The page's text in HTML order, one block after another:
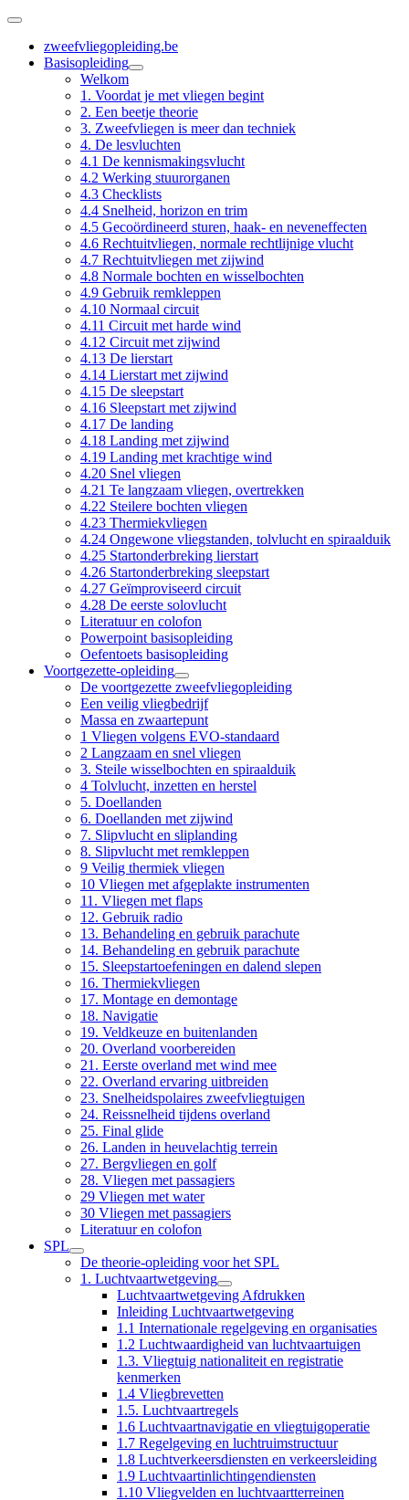
zweefvliegopleiding.be
Basisopleiding
Welkom
1. Voordat je met vliegen begint
2. Een beetje theorie
3. Zweefvliegen is meer dan techniek
4. De lesvluchten
4.1 De kennismakingsvlucht
4.2 Werking stuurorganen
4.3 Checklists
4.4 Snelheid, horizon en trim
4.5 Gecoördineerd sturen, haak- en neveneffecten
4.6 Rechtuitvliegen, normale rechtlijnige vlucht
4.7 Rechtuitvliegen met zijwind
4.8 Normale bochten en wisselbochten
4.9 Gebruik remkleppen
4.10 Normaal circuit
4.11 Circuit met harde wind
4.12 Circuit met zijwind
4.13 De lierstart
4.14 Lierstart met zijwind
4.15 De sleepstart
4.16 Sleepstart met zijwind
4.17 De landing
4.18 Landing met zijwind
4.19 Landing met krachtige wind
4.20 Snel vliegen
4.21 Te langzaam vliegen, overtrekken
4.22 Steilere bochten vliegen
4.23 Thermiekvliegen
4.24 Ongewone vliegstanden, tolvlucht en spiraalduik
4.25 Startonderbreking lierstart
4.26 Startonderbreking sleepstart
4.27 Geïmproviseerd circuit
4.28 De eerste solovlucht
Literatuur en colofon
Powerpoint basisopleiding
Oefentoets basisopleiding
Voortgezette-opleiding
De voortgezette zweefvliegopleiding
Een veilig vliegbedrijf
Massa en zwaartepunt
1 Vliegen volgens EVO-standaard
2 Langzaam en snel vliegen
3. Steile wisselbochten en spiraalduik
4 Tolvlucht, inzetten en herstel
5. Doellanden
6. Doellanden met zijwind
7. Slipvlucht en sliplanding
8. Slipvlucht met remkleppen
9 Veilig thermiek vliegen
10 Vliegen met afgeplakte instrumenten
11. Vliegen met flaps
12. Gebruik radio
13. Behandeling en gebruik parachute
14. Behandeling en gebruik parachute
15. Sleepstartoefeningen en dalend slepen
16. Thermiekvliegen
17. Montage en demontage
18. Navigatie
19. Veldkeuze en buitenlanden
20. Overland voorbereiden
21. Eerste overland met wind mee
22. Overland ervaring uitbreiden
23. Snelheidspolaires zweefvliegtuigen
24. Reissnelheid tijdens overland
25. Final glide
26. Landen in heuvelachtig terrein
27. Bergvliegen en golf
28. Vliegen met passagiers
29 Vliegen met water
30 Vliegen met passagiers
Literatuur en colofon
SPL
De theorie-opleiding voor het SPL
1. Luchtvaartwetgeving
Luchtvaartwetgeving Afdrukken
Inleiding Luchtvaartwetgeving
1.1 Internationale regelgeving en organisaties
1.2 Luchtwaardigheid van luchtvaartuigen
1.3. Vliegtuig nationaliteit en registratie
kenmerken
1.4 Vliegbrevetten
1.5. Luchtvaartregels
1.6 Luchtvaartnavigatie en vliegtuigoperatie
1.7 Regelgeving en luchtruimstructuur
1.8 Luchtverkeersdiensten en verkeersleiding
1.9 Luchtvaartinlichtingendiensten
1.10 Vliegvelden en luchtvaartterreinen